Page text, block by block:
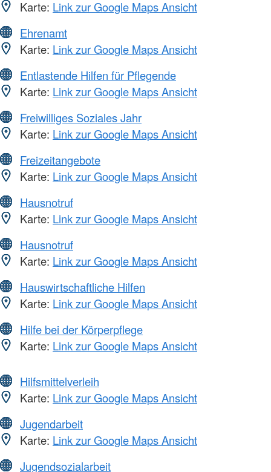
Karte: Link zur Google Maps Ansicht
Ehrenamt
Karte: Link zur Google Maps Ansicht
Entlastende Hilfen für Pflegende
Karte: Link zur Google Maps Ansicht
Freiwilliges Soziales Jahr
Karte: Link zur Google Maps Ansicht
Freizeitangebote
Karte: Link zur Google Maps Ansicht
Hausnotruf
Karte: Link zur Google Maps Ansicht
Hausnotruf
Karte: Link zur Google Maps Ansicht
Hauswirtschaftliche Hilfen
Karte: Link zur Google Maps Ansicht
Hilfe bei der Körperpflege
Karte: Link zur Google Maps Ansicht
Hilfsmittelverleih
Karte: Link zur Google Maps Ansicht
Jugendarbeit
Karte: Link zur Google Maps Ansicht
Jugendsozialarbeit